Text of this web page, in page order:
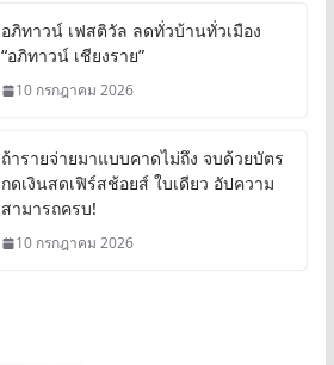
อภิทาวน์ เฟสติวัล ลดทั่วบ้านทั่วเมือง
“อภิทาวน์ เชียงราย”
10 กรกฎาคม 2026
ถ้ารายจ่ายมาแบบคาดไม่ถึง จบด้วยบัตร
กดเงินสดเฟิร์สช้อยส์ ใบเดียว อัปความ
สามารถครบ!
10 กรกฎาคม 2026